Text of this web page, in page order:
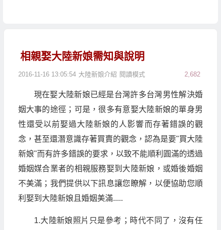
相親娶大陸新娘需知與說明
2016-11-16 13:05:54 大陸新娘介紹 2,682
閱讀模式
現在娶大陸新娘已經是台灣許多台灣男性解決婚
姻大事的途徑；可是，很多有意娶大陸新娘的單身男
性還受以前娶過大陸新娘的人影響而存著錯誤的觀
念，甚至還潛意識存著買賣的觀念，認為是要"買大陸
新娘"而有許多錯誤的要求，以致不能順利圓滿的透過
婚姻媒合業者的相親服務娶到大陸新娘，或婚後婚姻
不美滿；我們提供以下訊息讓您瞭解，以便協助您順
利娶到大陸新娘且婚姻美滿.....
1.大陸新娘照片只是參考；時代不同了，沒有任